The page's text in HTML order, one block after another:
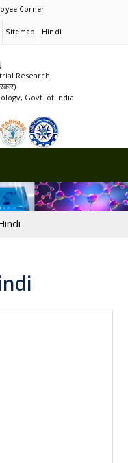
Corner
Sitemap Hindi
Research
Govt. of India